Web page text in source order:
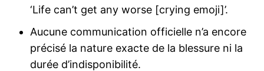
‘Life can’t get any worse [crying emoji]’.
Aucune communication officielle n’a encore
précisé la nature exacte de la blessure ni la
durée d’indisponibilité.